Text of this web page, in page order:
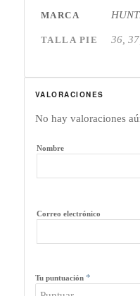
MARCA
TALLA PIE 36,
VALORACIONES
No hay valoraciones
Nombre
Correo electrónico
Tu puntuación *